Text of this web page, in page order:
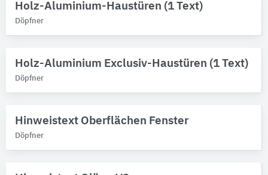
Holz-Aluminium-Haustüren (1 Text)
Döpfner
Holz-Aluminium Exclusiv-Haustüren (1 Text)
Döpfner
Hinweistext Oberflächen Fenster
Döpfner